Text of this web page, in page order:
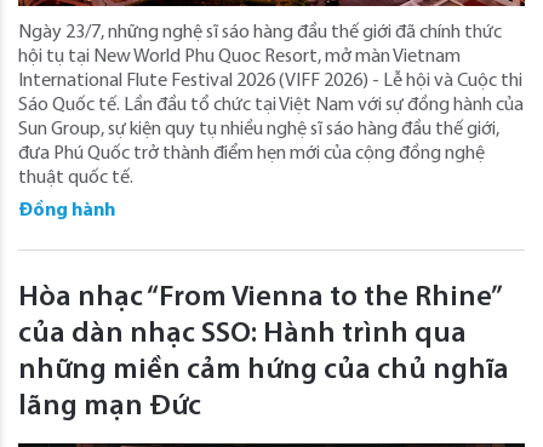
Ngày 23/7, những nghệ sĩ sáo hàng đầu thế giới đã chính thức
hội tụ tại New World Phu Quoc Resort, mở màn Vietnam
International Flute Festival 2026 (VIFF 2026) - Lễ hội và Cuộc thi
Sáo Quốc tế. Lần đầu tổ chức tại Việt Nam với sự đồng hành của
Sun Group, sự kiện quy tụ nhiều nghệ sĩ sáo hàng đầu thế giới,
đưa Phú Quốc trở thành điểm hẹn mới của cộng đồng nghệ
thuật quốc tế.
Đồng hành
Hòa nhạc “From Vienna to the Rhine”
của dàn nhạc SSO: Hành trình qua
những miền cảm hứng của chủ nghĩa
lãng mạn Đức